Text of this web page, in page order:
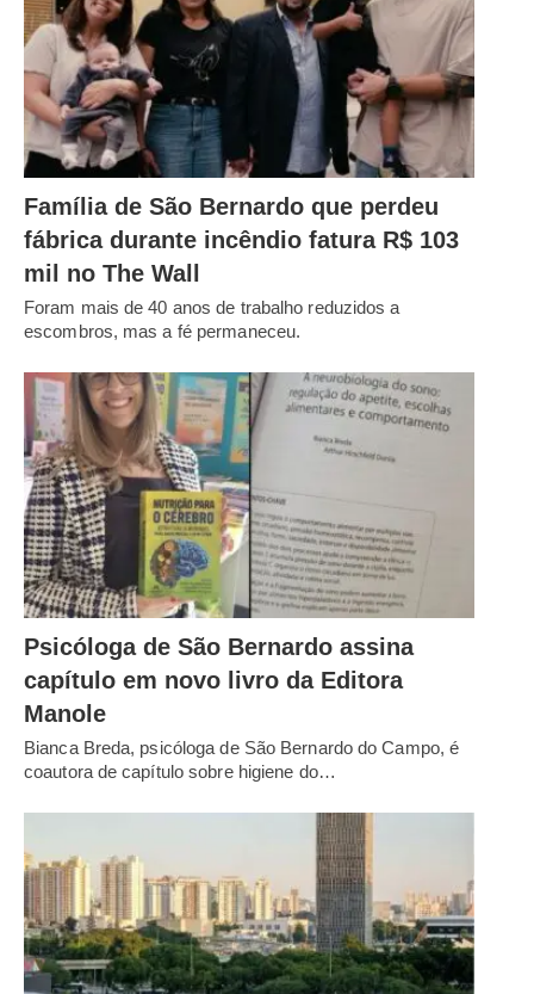
Família de São Bernardo que perdeu
fábrica durante incêndio fatura R$ 103
mil no The Wall
Foram mais de 40 anos de trabalho reduzidos a
escombros, mas a fé permaneceu.
Psicóloga de São Bernardo assina
capítulo em novo livro da Editora
Manole
Bianca Breda, psicóloga de São Bernardo do Campo, é
coautora de capítulo sobre higiene do…